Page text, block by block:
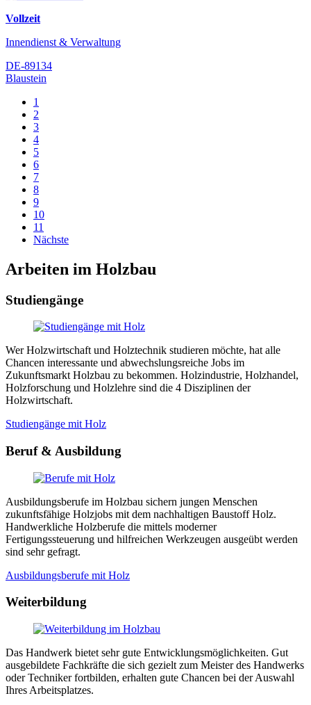
Vollzeit
Innendienst & Verwaltung
DE-89134
Blaustein
1
2
3
4
5
6
7
8
9
10
11
Nächste
Arbeiten im Holzbau
Studiengänge
Wer Holzwirtschaft und Holztechnik studieren möchte, hat alle
Chancen interessante und abwechslungsreiche Jobs im
Zukunftsmarkt Holzbau zu bekommen. Holzindustrie, Holzhandel,
Holzforschung und Holzlehre sind die 4 Disziplinen der
Holzwirtschaft.
Studiengänge mit Holz
Beruf & Ausbildung
Ausbildungsberufe im Holzbau sichern jungen Menschen
zukunftsfähige Holzjobs mit dem nachhaltigen Baustoff Holz.
Handwerkliche Holzberufe die mittels moderner
Fertigungssteuerung und hilfreichen Werkzeugen ausgeübt werden
sind sehr gefragt.
Ausbildungsberufe mit Holz
Weiterbildung
Das Handwerk bietet sehr gute Entwicklungsmöglichkeiten. Gut
ausgebildete Fachkräfte die sich gezielt zum Meister des Handwerks
oder Techniker fortbilden, erhalten gute Chancen bei der Auswahl
Ihres Arbeitsplatzes.